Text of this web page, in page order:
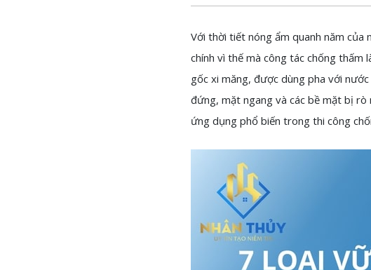
Với thời tiết nóng ẩm quanh năm
chính vì thế mà công tác chống thấm
gốc xi măng, được dùng pha với
đứng, mặt ngang và các bề mặt bị
ứng dụng phổ biến trong thi công